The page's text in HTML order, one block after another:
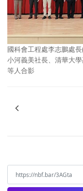
國科會工程處李志鵬處
小河義美社長、清華大
等人合影